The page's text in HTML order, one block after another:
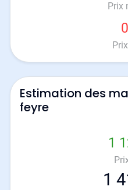
Prix
Estimation des
feyre
1
1